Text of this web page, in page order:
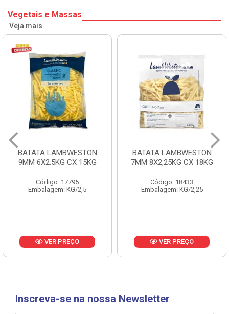
Vegetais e Massas
Veja mais
BATATA LAMBWESTON
9MM 6X2.5KG CX 15KG
Código: 17795
Embalagem: KG/2,5
VER PREÇO
BATATA LAMBWESTON
7MM 8X2,25KG CX 18KG
Código: 18433
Embalagem: KG/2,25
VER PREÇO
Inscreva-se na nossa Newsletter